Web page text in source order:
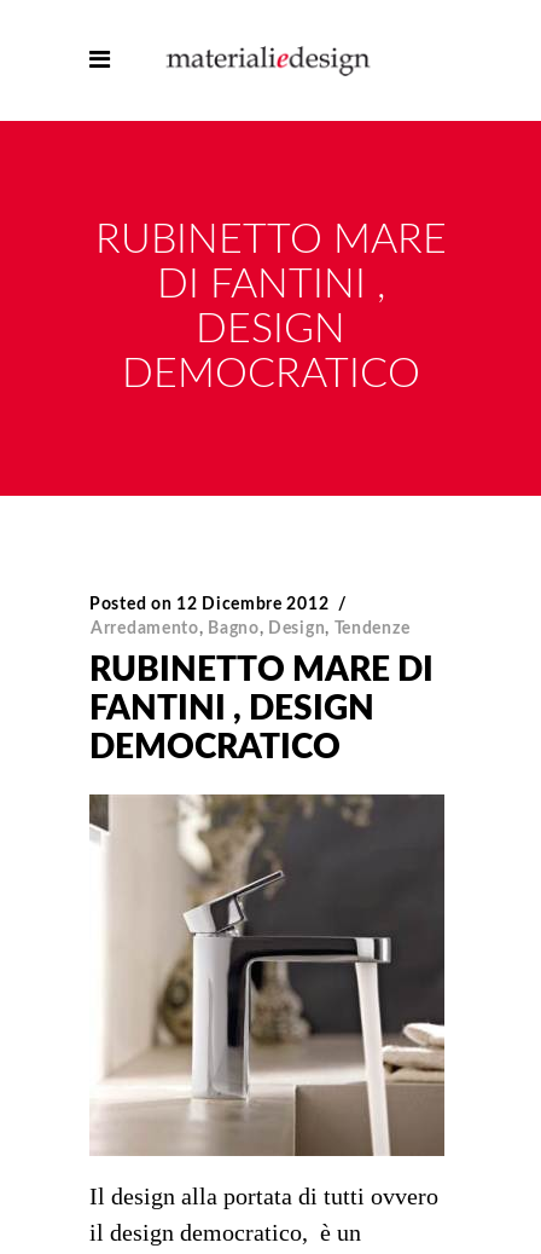
RUBINETTO MARE
DI FANTINI ,
DESIGN
DEMOCRATICO
Posted on 12 Dicembre 2012
Arredamento, Bagno, Design, Tendenze
RUBINETTO MARE DI
FANTINI , DESIGN
DEMOCRATICO
Il design alla portata di tutti ovvero
il design democratico, è un